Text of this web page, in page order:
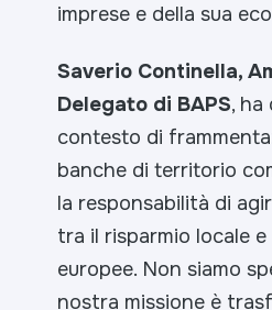
imprese e della sua
Saverio Continella,
Delegato di BAPS, ha
contesto di
banche di territorio
la responsabilità di
tra il risparmio locale
europee. Non siamo
nostra missione è